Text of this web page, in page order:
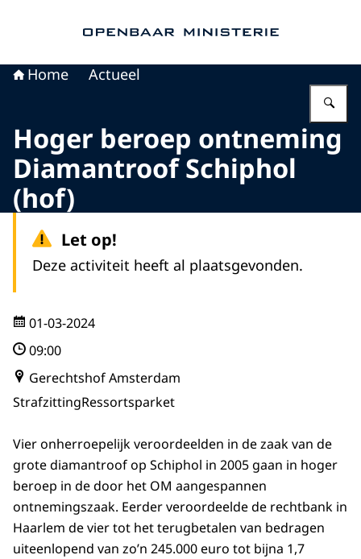
Home Actueel
Hoger beroep ontneming
Diamantroof Schiphol
(hof)
Let op!
Deze activiteit heeft al plaatsgevonden.
01-03-2024
09:00
Gerechtshof Amsterdam
StrafzittingRessortsparket
Vier onherroepelijk veroordeelden in de zaak van de
grote diamantroof op Schiphol in 2005 gaan in hoger
beroep in de door het OM aangespannen
ontnemingszaak. Eerder veroordeelde de rechtbank in
Haarlem de vier tot het terugbetalen van bedragen
uiteenlopend van zo’n 245.000 euro tot bijna 1,7